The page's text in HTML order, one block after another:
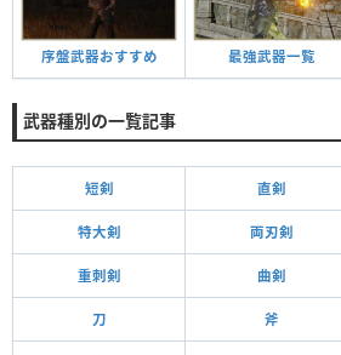
序盤武器おすすめ 最強武器一覧
武器種別の一覧記事
短剣 直剣
特大剣 両刃剣
重刺剣 曲剣
刀 斧